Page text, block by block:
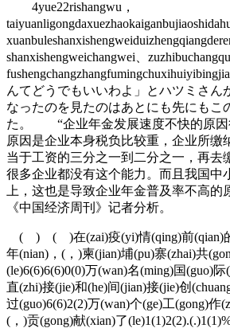
4yue22rishangwu，
shanxishengweichangwei、
んてどうでもいいわよ」とハツミさん
なったのを見たのはあとにも先にもこ
た。 “企业年金发展速度不快的原因
原因是企业本身税负比较重，企业所缴
当于工资的三分之一到二分之一，再去
很多企业都没有这个能力。而且我国中
上，这也是导致企业年金普及率不高的
《中国经济周刊》记者分析。
( ) ( )在(zai)疫(yi)情(qing)前(qian)的
年(nian)，(，)柬(jian)埔(pu)寨(zhai)共
(le)6(6)6(6)0(0)万(wan)名(ming)国(guo)
直(zhi)接(jie)和(he)间(jian)接(jie)创
过(guo)6(6)2(2)万(wan)个(ge)工(gong)作
(，)贡(gong)献(xian)了